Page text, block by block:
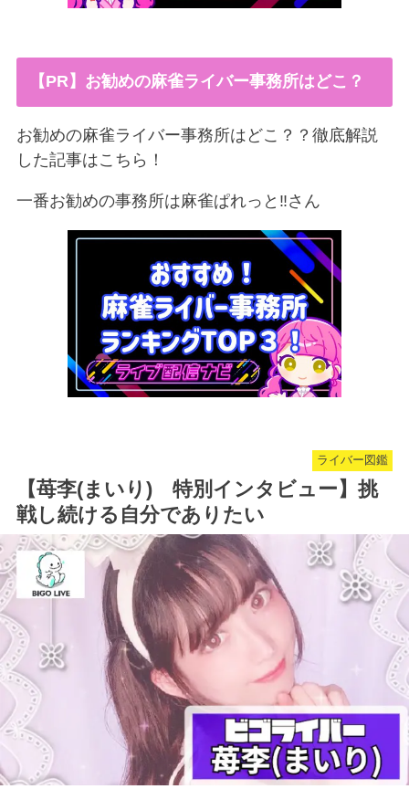
【PR】お勧めの麻雀ライバー事務所はどこ？
お勧めの麻雀ライバー事務所はどこ？？徹底解説
した記事はこちら！
一番お勧めの事務所は麻雀ぱれっと‼︎さん
ライバー図鑑
【苺李(まいり) 特別インタビュー】挑
戦し続ける自分でありたい